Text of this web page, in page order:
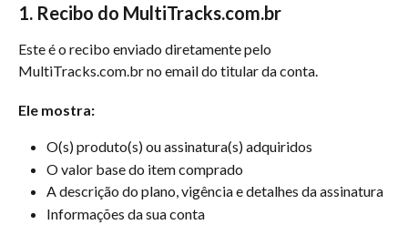
1. Recibo do MultiTracks.com.br
Este é o recibo enviado diretamente pelo
MultiTracks.com.br no email do titular da conta.
Ele mostra:
O(s) produto(s) ou assinatura(s) adquiridos
O valor base do item comprado
A descrição do plano, vigência e detalhes da assinatura
Informações da sua conta